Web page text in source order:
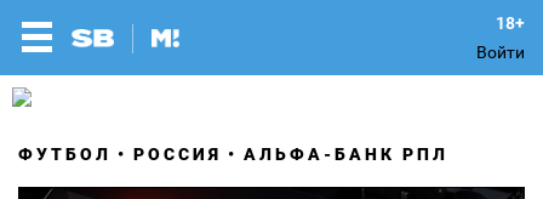
Войти
ФУТБОЛ РОССИЯ АЛЬФА-БАНК РПЛ